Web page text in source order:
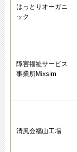
はっとりオーガニ
ック
障害福祉サービス
事業所Mixsim
清風会福山工場